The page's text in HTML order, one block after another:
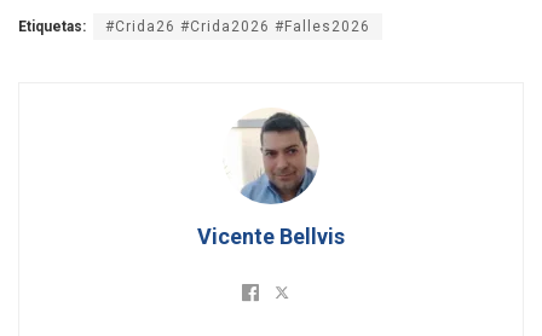
Etiquetas: #Crida26 #Crida2026 #Falles2026
Vicente Bellvis